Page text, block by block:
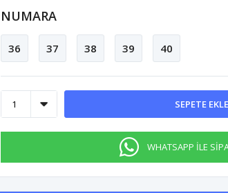
NUMARA
36 37 38 39 40
SEPETE EKLE
WHATSAPP İLE